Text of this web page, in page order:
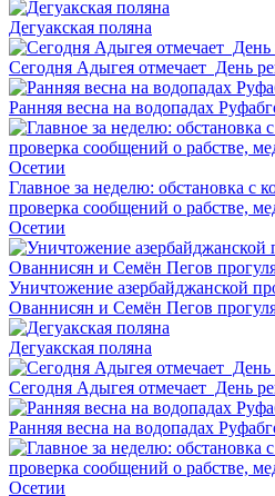
Дегуакская поляна
Сегодня Адыгея отмечает День
Ранняя весна на водопадах
Главное за неделю: обстановка с
проверка сообщений о рабстве,
Осетии
Уничтожение азербайджанской
Ованнисян и Семён Пегов
Дегуакская поляна
Сегодня Адыгея отмечает День
Ранняя весна на водопадах